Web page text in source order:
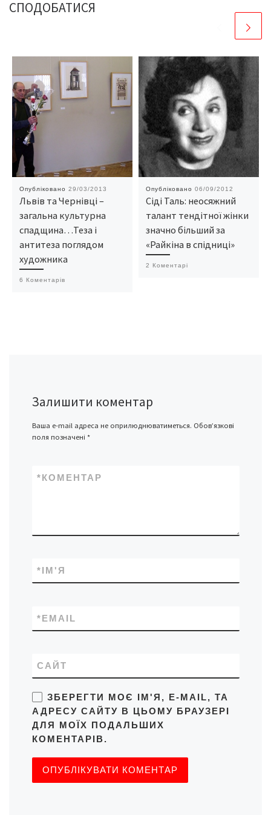
СПОДОБАТИСЯ
Опубліковано 29/03/2013
Львів та Чернівці –
загальна культурна
спадщина…Теза і
антитеза поглядом
художника
6 Коментарів
Опубліковано 06/09/2012
Сіді Таль: неосяжний
талант тендітної жінки
значно більший за
«Райкіна в спідниці»
2 Коментарі
Залишити коментар
Ваша e-mail адреса не оприлюднюватиметься. Обов’язкові
поля позначені *
КОМЕНТАР
*
ІМ'Я
*
EMAIL
*
САЙТ
ЗБЕРЕГТИ МОЄ ІМ'Я, E-MAIL, ТА
АДРЕСУ САЙТУ В ЦЬОМУ БРАУЗЕРІ
ДЛЯ МОЇХ ПОДАЛЬШИХ
КОМЕНТАРІВ.